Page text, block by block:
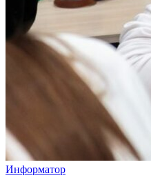
Информатор